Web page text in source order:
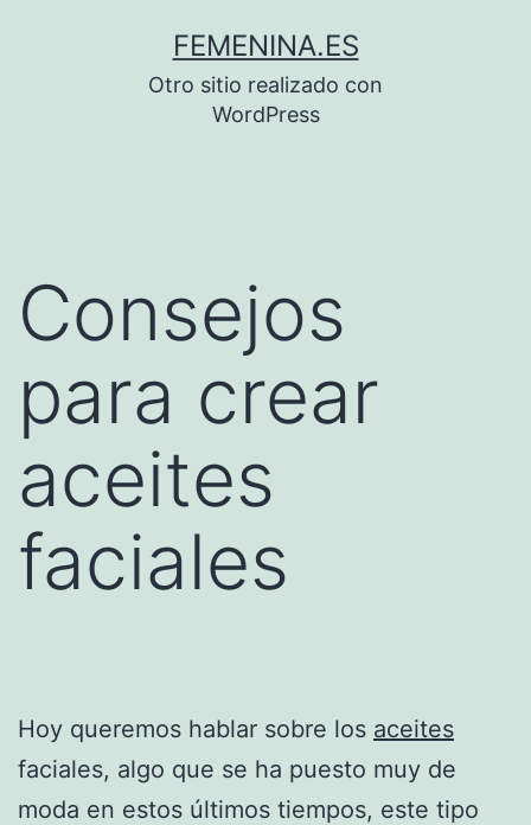
FEMENINA.ES
Otro sitio realizado con
WordPress
Consejos
para crear
aceites
faciales
Hoy queremos hablar sobre los aceites
faciales, algo que se ha puesto muy de
moda en estos últimos tiempos, este tipo